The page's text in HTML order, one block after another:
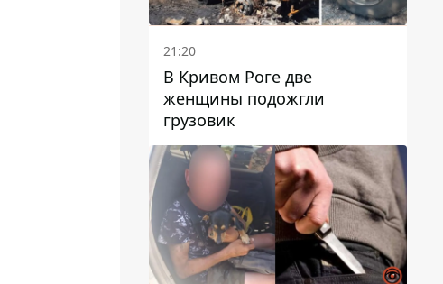
21:20
В Кривом Роге две
женщины подожгли
грузовик